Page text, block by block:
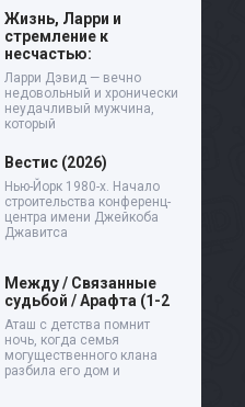
Жизнь, Ларри и
стремление к
несчастью:
Ларри Дэвид — вечно
недовольный и хронически
неудачливый мужчина,
который
Вестис (2026)
Нью-Йорк 1980-х. Начало
строительства конференц-
центра имени Джейкоба
Джавитса
Между / Связанные
судьбой / Арафта (1-2
Аташ с детства помнит
ночь, когда семья
могущественного клана
разбила его дом и